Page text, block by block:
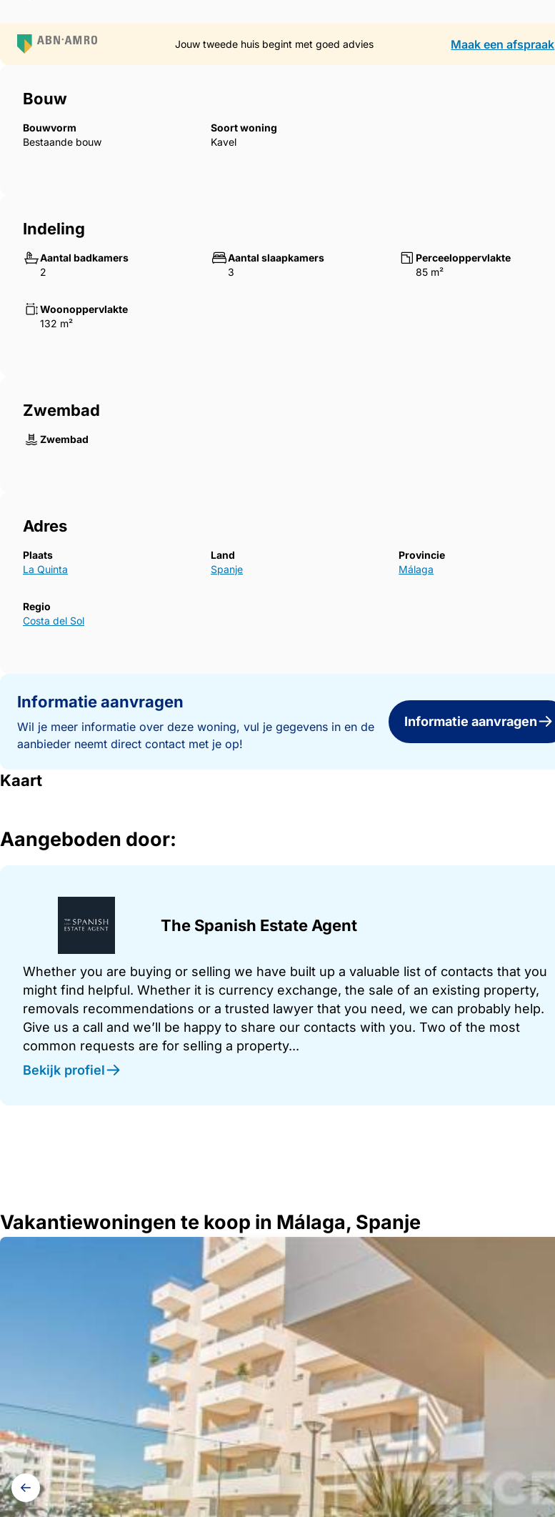
Jouw tweede huis begint met goed advies Maak een afspraak
Bouw
Bouwvorm
Bestaande bouw
Soort woning
Kavel
Indeling
Aantal badkamers
2
Aantal slaapkamers
3
Perceeloppervlakte
85 m²
Woonoppervlakte
132 m²
Zwembad
Zwembad
Adres
Plaats
La Quinta
Land
Spanje
Provincie
Málaga
Regio
Costa del Sol
Informatie aanvragen
Wil je meer informatie over deze woning, vul je gegevens in en de
aanbieder neemt direct contact met je op!
Informatie aanvragen
Kaart
Aangeboden door:
The Spanish Estate Agent
Whether you are buying or selling we have built up a valuable list of contacts that you
might find helpful. Whether it is currency exchange, the sale of an existing property,
removals recommendations or a trusted lawyer that you need, we can probably help.
Give us a call and we’ll be happy to share our contacts with you. Two of the most
common requests are for selling a property...
Bekijk profiel
Vakantiewoningen te koop in Málaga, Spanje
Galerij
navigatie